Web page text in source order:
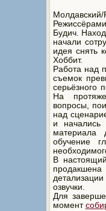
Молдавский/
Будич.
начали
идея снять
Хоббит.
Работа над
съемок
серьёзного
На
вопросы,
над
и начались
материала
обучение
В
озвучки.
Для
момент